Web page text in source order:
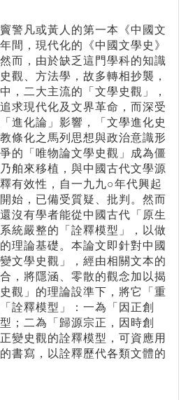
警凡或黃人的第一本《中國文
間，現代化的《中國文學史》
而，由於缺乏這門學科的知識
觀、方法學，故多轉相抄襲，
，二大主流的「文學史觀」，
求現代化及文界革命，而深受
進化論」影響，「文學進化史
條化之馬列思想與政治意識形
的「唯物論文學史觀」成為僵
舶來移植，與中國古代文學源
有效性，自一九九○年代興起
始，已備受質疑、批判。然而
沒有學者能從中國古代「原生
統嚴整的「詮釋模型」，以做
理論基礎。本論文即針對中國
文學史觀」，經由相關文本的
，將隱涵、零散的觀念加以揭
觀」的理論設準下，將它「重
詮釋模型」：一為「因正創
；二為「歸源宗正，因時創
變史觀的詮釋模型，可資應用
書寫，以詮釋歷代各類文體的